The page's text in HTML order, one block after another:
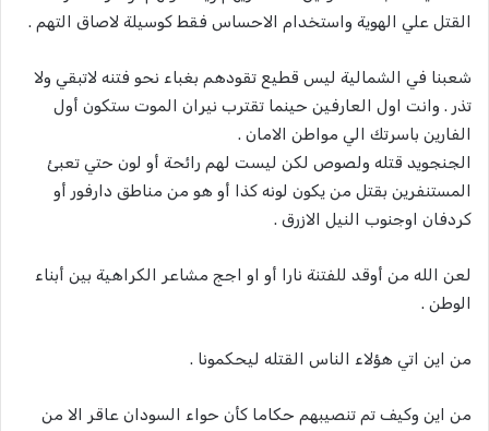
القتل علي الهوية واستخدام الاحساس فقط كوسيلة لاصاق التهم .
شعبنا في الشمالية ليس قطيع تقودهم بغباء نحو فتنه لاتبقي ولا
تذر . وانت اول العارفين حينما تقترب نيران الموت ستكون أول
الفارين باسرتك الي مواطن الامان .
الجنجويد قتله ولصوص لكن ليست لهم رائحة أو لون حتي تعبئ
المستنفرين بقتل من يكون لونه كذا أو هو من مناطق دارفور أو
كردفان اوجنوب النيل الازرق .
لعن الله من أوقد للفتنة نارا أو او اجج مشاعر الكراهية بين أبناء
الوطن .
من اين اتي هؤلاء الناس القتله ليحكمونا .
من اين وكيف تم تنصيبهم حكاما كأن حواء السودان عاقر الا من